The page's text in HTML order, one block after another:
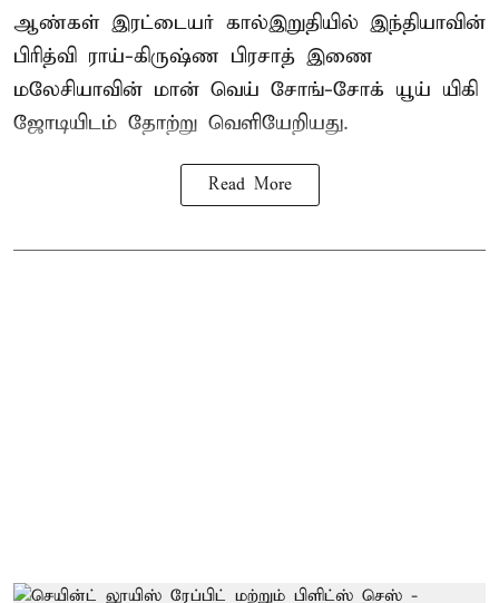
ஆண்கள் இரட்டையர் கால்இறுதியில் இந்தியாவின்
பிரித்வி ராய்-கிருஷ்ண பிரசாத் இணை
மலேசியாவின் மான் வெய் சோங்-சோக் யூய் யிகி
ஜோடியிடம் தோற்று வெளியேறியது.
Read More